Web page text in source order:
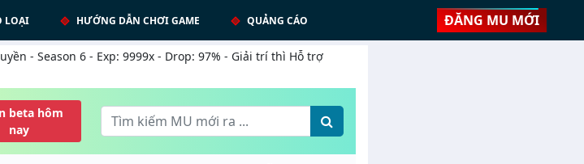
LOẠI HƯỚNG DẪN CHƠI GAME QUẢNG CÁO ĐĂNG MU MỚI
- Season 6 - Exp: 9999x - Drop: 97% - Giải trí thì Hỗ trợ
beta hôm
nay